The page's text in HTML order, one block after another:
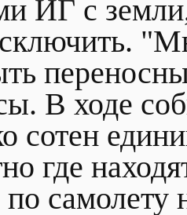
ИГ с
В ходе
сотен
где
по самолету